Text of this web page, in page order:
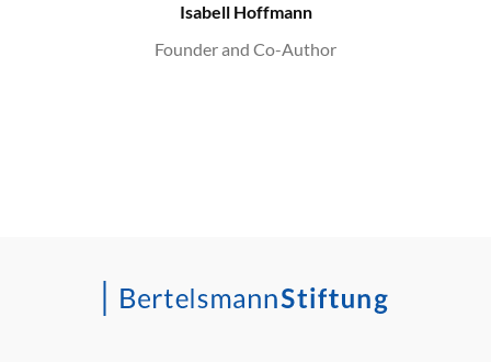
Isabell Hoffmann
Founder and Co-Author